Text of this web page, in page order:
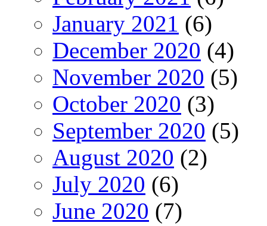
January 2021 (6)
December 2020 (4)
November 2020 (5)
October 2020 (3)
September 2020 (5)
August 2020 (2)
July 2020 (6)
June 2020 (7)